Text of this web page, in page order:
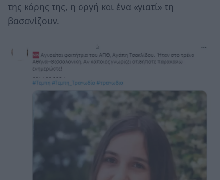
της κόρης της, η οργή και ένα «γιατί» τη
βασανίζουν.